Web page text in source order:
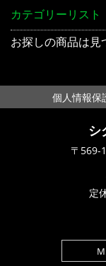
カテゴリーリスト
お探しの商品は見
個人情報保
シ
〒569-
定